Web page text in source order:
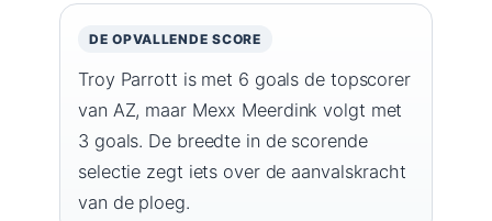
DE OPVALLENDE SCORE
Troy Parrott is met 6 goals de topscorer
van AZ, maar Mexx Meerdink volgt met
3 goals. De breedte in de scorende
selectie zegt iets over de aanvalskracht
van de ploeg.